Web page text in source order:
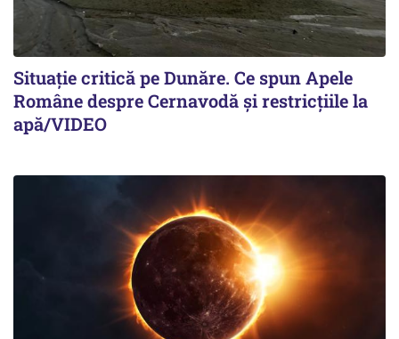
Situație critică pe Dunăre. Ce spun Apele
Române despre Cernavodă și restricțiile la
apă/VIDEO